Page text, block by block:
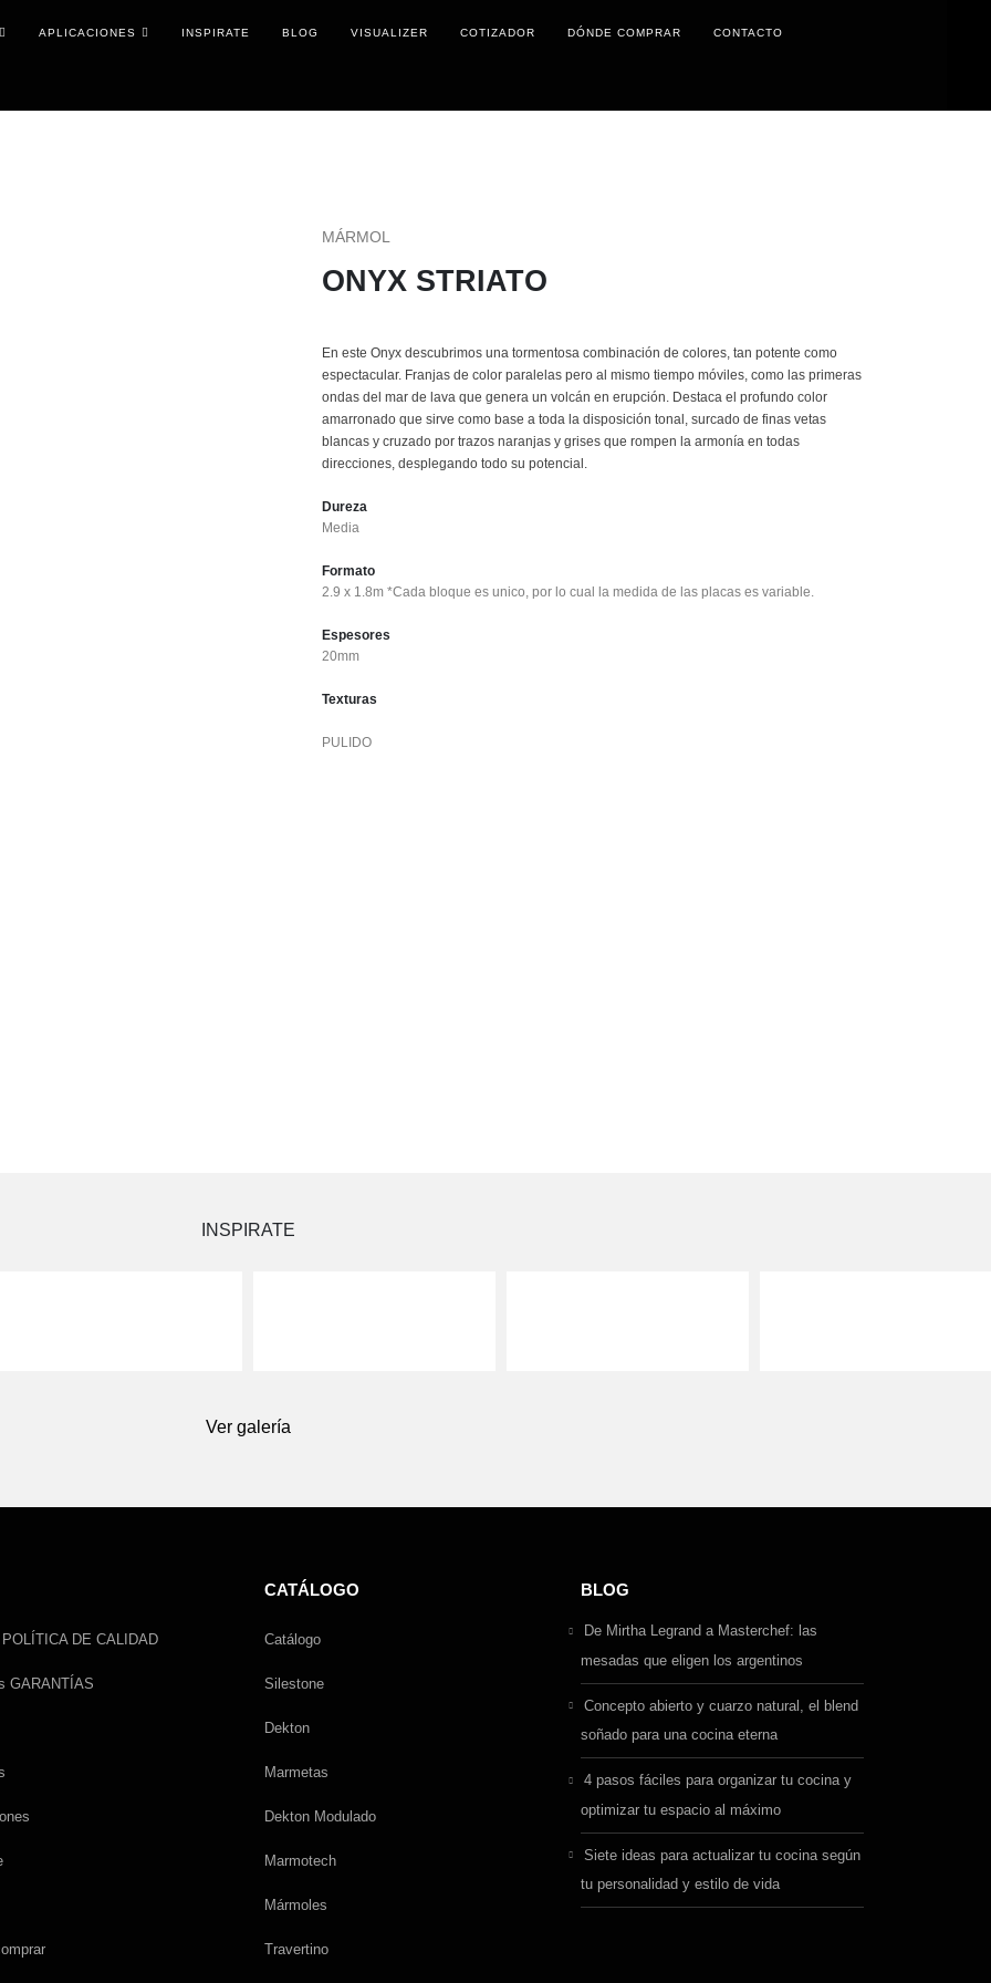
APLICACIONES INSPIRATE BLOG VISUALIZER COTIZADOR DÓNDE COMPRAR CONTACTO
MÁRMOL
ONYX STRIATO
En este Onyx descubrimos una tormentosa combinación de colores, tan potente como
espectacular. Franjas de color paralelas pero al mismo tiempo móviles, como las primeras
ondas del mar de lava que genera un volcán en erupción. Destaca el profundo color
amarronado que sirve como base a toda la disposición tonal, surcado de finas vetas
blancas y cruzado por trazos naranjas y grises que rompen la armonía en todas
direcciones, desplegando todo su potencial.
Dureza
Media
Formato
2.9 x 1.8m *Cada bloque es unico, por lo cual la medida de las placas es variable.
Espesores
20mm
Texturas
PULIDO
INSPIRATE
Ver galería
POLÍTICA DE CALIDAD
GARANTÍAS
CATÁLOGO
Catálogo
Silestone
Dekton
Marmetas
Dekton Modulado
Marmotech
Mármoles
Travertino
BLOG
De Mirtha Legrand a Masterchef: las
mesadas que eligen los argentinos
Concepto abierto y cuarzo natural, el blend
soñado para una cocina eterna
4 pasos fáciles para organizar tu cocina y
optimizar tu espacio al máximo
Siete ideas para actualizar tu cocina según
tu personalidad y estilo de vida